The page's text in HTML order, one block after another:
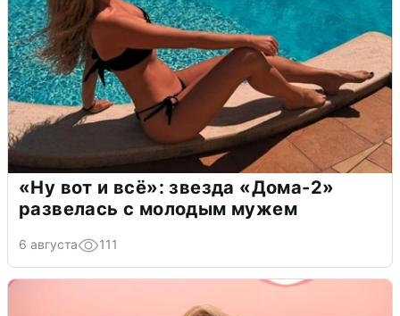
«Ну вот и всё»: звезда «Дома-2»
развелась с молодым мужем
6 августа 111